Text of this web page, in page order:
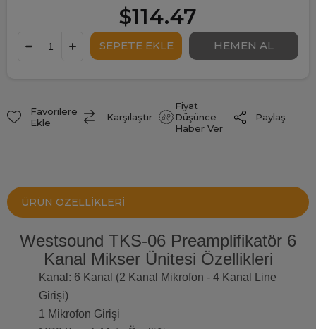
$114.47
Favorilere
Ekle
Karşılaştır
Fiyat
Düşünce
Haber Ver
Paylaş
ÜRÜN ÖZELLIKLERI
Westsound TKS-06 Preamplifikatör 6
Kanal Mikser Ünitesi Özellikleri
Kanal: 6 Kanal (2 Kanal Mikrofon - 4 Kanal Line
Girişi)
1 Mikrofon Girişi